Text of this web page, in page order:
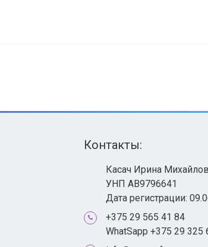
Контакты:
Касач Ирина
УНП AB9796641
Дата регистрации:
+375 29 565 41 84
WhatSapp +375 29 325